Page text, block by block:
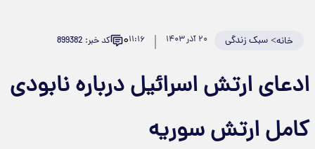
خانه>سبک زندگی ۲۰ آذر ۱۴۰۳ ۱۱:۱۶۰ کد خبر: 899382
ارتش اسرائیل درباره نابودی
ارتش سوریه